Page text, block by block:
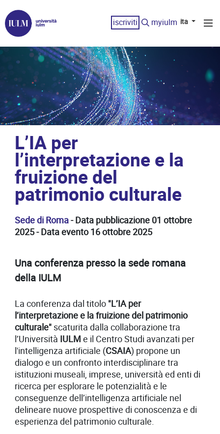
iscriviti myiulm ita
L’IA per
l’interpretazione e la
fruizione del
patrimonio culturale
Sede di Roma- Data pubblicazione 01 ottobre
2025 - Data evento 16 ottobre 2025
Una conferenza presso la sede romana
della IULM
La conferenza dal titolo "L’IA per
l’interpretazione e la fruizione del patrimonio
culturale" scaturita dalla collaborazione tra
l’Università IULM e il Centro Studi avanzati per
l'intelligenza artificiale (CSAIA) propone un
dialogo e un confronto interdisciplinare tra
istituzioni museali, imprese, università ed enti di
ricerca per esplorare le potenzialità e le
conseguenze dell’intelligenza artificiale nel
delineare nuove prospettive di conoscenza e di
esperienza del patrimonio culturale.